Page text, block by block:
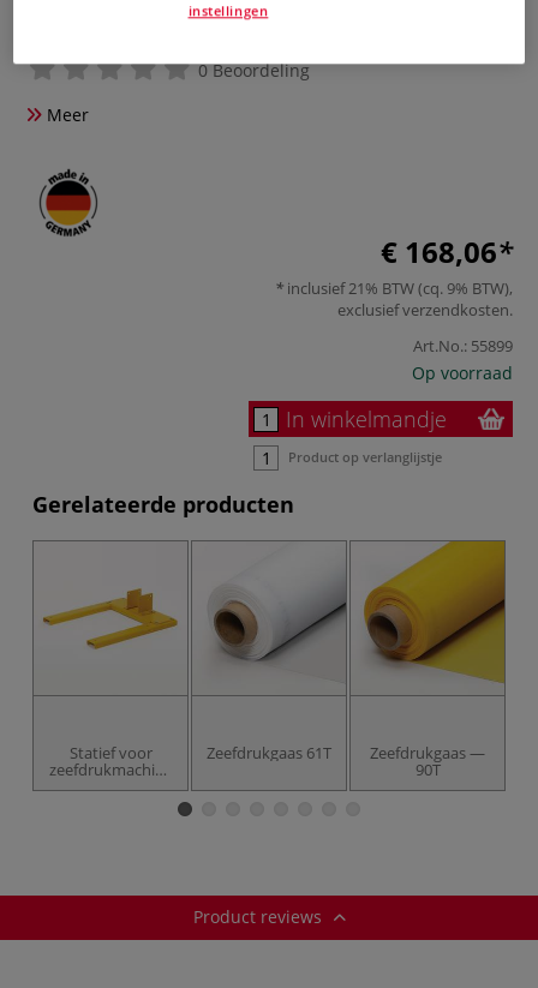
Zeefdrukmachine HDT150
0 Beoordeling
Meer
€ 168,06
inclusief 21% BTW (cq. 9% BTW),
exclusiefverzendkosten.
Art.No.: 55899
Op voorraad
In winkelmandje
Product op verlanglijstje
Gerelateerde producten
Statief voor
zeefdrukmachine
HDT150
Zeefdrukgaas 61T Zeefdrukgaas —
90T
Product reviews
instellingen